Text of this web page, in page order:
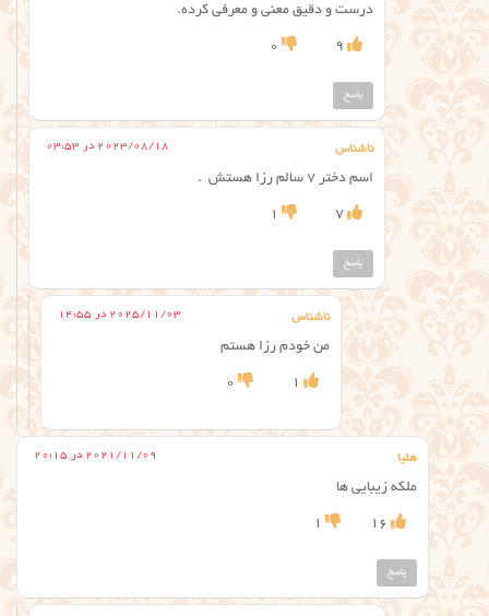
درست و دقیق معنی و معرفی کرده.
9
0
پاسخ
ناشناس 2023/08/18 در 03:53
اسم دختر ۷ سالم رزا هستش ‌ .
7
1
پاسخ
ناشناس 2025/11/03 در 14:55
من خودم رزا هستم
1
0
هلیا 2021/11/09 در 20:15
ملکه زیبایی ها
16
1
پاسخ